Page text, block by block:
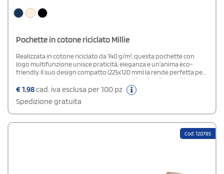
Pochette in cotone riciclato Millie
Realizzata in cotone riciclato da 140 g/m², questa pochette con
logo multifunzione unisce praticità, eleganza e un’anima eco-
friendly. Il suo design compatto (225x120 mm) la rende perfetta per
contenere make-up, accessori, documenti o piccoli oggetti
personali. Dotata di una chiusura zip resistente, garantisce
sicurezza e facilità d’uso, proteggendo il contenuto con uno stile
essenziale e moderno.
€1,98cad. iva esclusa per 100 pz
Spedizione gratuita
Cod: 120785